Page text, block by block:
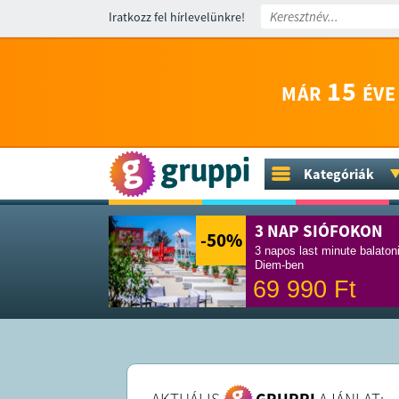
Iratkozz fel hírlevelünkre!
MÁR 15
Kategóriák
-50% 3 NAP SIÓFOKON
3 napos last minute
Diem-ben
69 990 Ft